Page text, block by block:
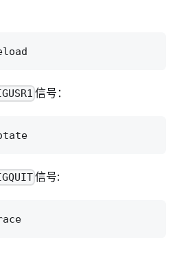
信号：
信号: